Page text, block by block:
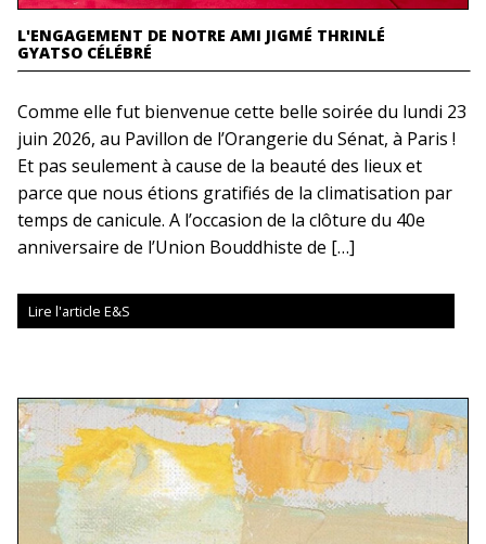
L'ENGAGEMENT DE NOTRE AMI JIGMÉ THRINLÉ
GYATSO CÉLÉBRÉ
Comme elle fut bienvenue cette belle soirée du lundi 23
juin 2026, au Pavillon de l’Orangerie du Sénat, à Paris !
Et pas seulement à cause de la beauté des lieux et
parce que nous étions gratifiés de la climatisation par
temps de canicule. A l’occasion de la clôture du 40e
anniversaire de l’Union Bouddhiste de […]
Lire l'article E&S